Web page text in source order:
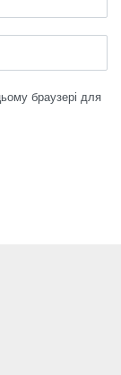
браузері для